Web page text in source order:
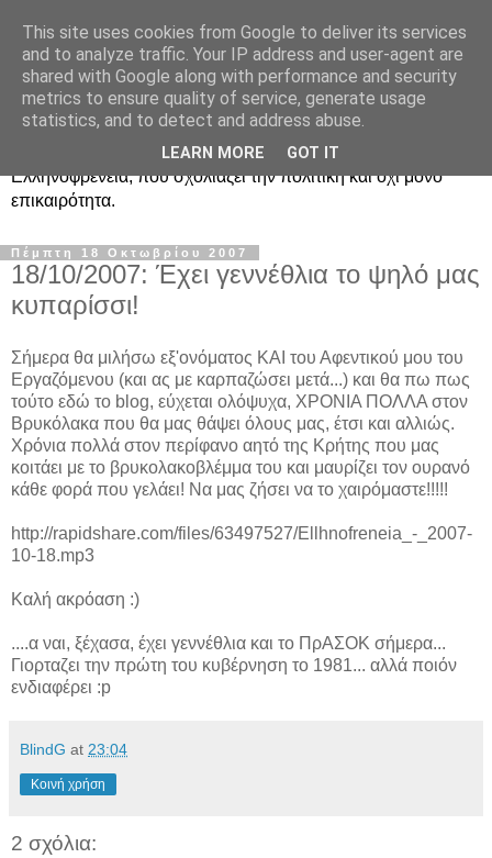
Ραδιοφωνική
Ελληνοφρένεια Unofficial
Η γνωστή ραδιοφωνική εκπομπή κατά κόσμον
Ελληνοφρένεια, που σχολιάζει την πολιτική και όχι μόνο
επικαιρότητα.
Πέμπτη 18 Οκτωβρίου 2007
18/10/2007: Έχει γεννέθλια το ψηλό μας
κυπαρίσσι!
Σήμερα θα μιλήσω εξ'ονόματος ΚΑΙ του Αφεντικού μου του
Εργαζόμενου (και ας με καρπαζώσει μετά...) και θα πω πως
τούτο εδώ το blog, εύχεται ολόψυχα, ΧΡΟΝΙΑ ΠΟΛΛΑ στον
Βρυκόλακα που θα μας θάψει όλους μας, έτσι και αλλιώς.
Χρόνια πολλά στον περίφανο αητό της Κρήτης που μας
κοιτάει με το βρυκολακοβλέμμα του και μαυρίζει τον ουρανό
κάθε φορά που γελάει! Να μας ζήσει να το χαιρόμαστε!!!!!
http://rapidshare.com/files/63497527/Ellhnofreneia_-_2007-
10-18.mp3
Καλή ακρόαση :)
....α ναι, ξέχασα, έχει γεννέθλια και το ΠρΑΣΟΚ σήμερα...
Γιορταζει την πρώτη του κυβέρνηση το 1981... αλλά ποιόν
ενδιαφέρει :p
BlindG at 23:04
Κοινή χρήση
2 σχόλια:
This site uses cookies from Google to deliver its services
and to analyze traffic. Your IP address and user-agent are
shared with Google along with performance and security
metrics to ensure quality of service, generate usage
statistics, and to detect and address abuse.
LEARN MORE GOT IT